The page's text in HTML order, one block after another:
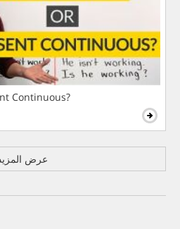
Continuous?
عرض